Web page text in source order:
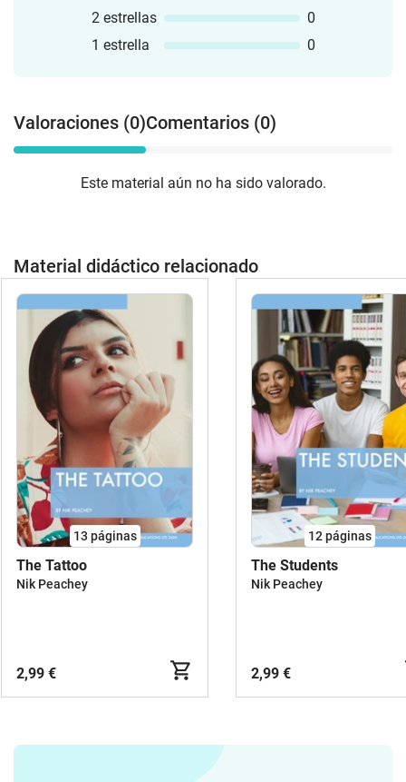
2 estrellas
0
1 estrella
0
Valoraciones (0)Comentarios (0)
Este material aún no ha sido valorado.
Material didáctico relacionado
13 páginas
The Tattoo
Nik Peachey
2,99 €
12páginas
The Students
Nik Peachey
2,99 €